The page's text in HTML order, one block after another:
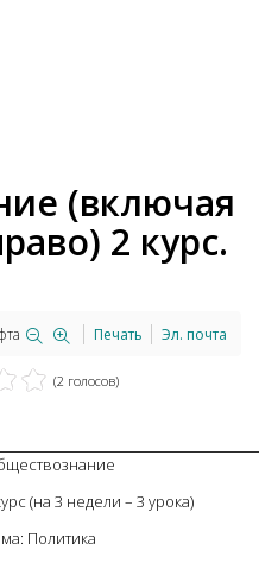
(включая
2 курс.
Печать Эл. почта
(2 голосов)
(на 3 недели – 3 урока)
Политика